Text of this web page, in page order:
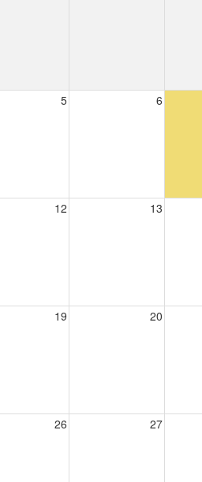
5 6
12 13
19 20
26 27